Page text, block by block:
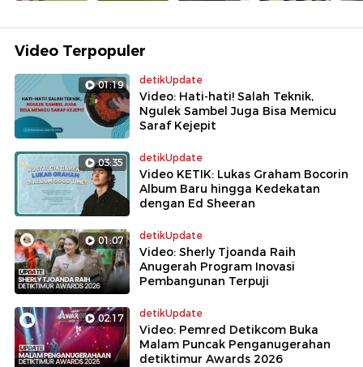
Video Terpopuler
01:19 detikUpdate
Video: Hati-hati! Salah Teknik,
Ngulek Sambel Juga Bisa Memicu
Saraf Kejepit
03:35 detikUpdate
Video KETIK: Lukas Graham Bocorin
Album Baru hingga Kedekatan
dengan Ed Sheeran
01:07 detikUpdate
Video: Sherly Tjoanda Raih
Anugerah Program Inovasi
Pembangunan Terpuji
02:17 detikUpdate
Video: Pemred Detikcom Buka
Malam Puncak Penganugerahan
detiktimur Awards 2026